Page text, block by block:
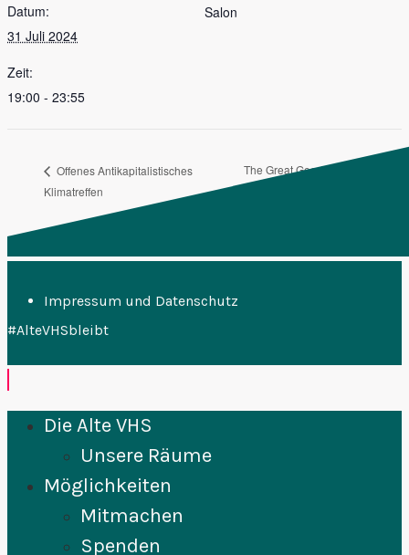
Datum:
31 Juli 2024
Zeit:
19:00 - 23:55
Salon
Offenes Antikapitalistisches
Klimatreffen
The Great Good Place is
Impressum und Datenschutz
#AlteVHSbleibt
Die Alte VHS
Unsere Räume
Möglichkeiten
Mitmachen
Spenden